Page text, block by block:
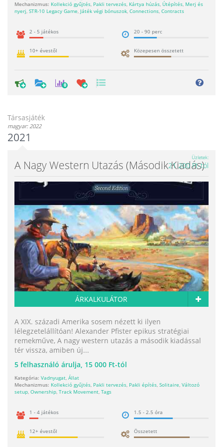
Mechanizmus: Kollekció gyűjtés Pakli tervezés Kártya húzás Útépítés Merj és
nyerj STR-10 Legacy Game Játék végi bónuszok Connections Contracts
2 - 5 játékos 20 - 90 perc
10+ évestől Közepesen összetett
0
Társasjáték
magyar: 2022
2021
A Nagy Western Utazás (második Kiadás)
Üzletek
21 200 Ft-tól
ÁRKALKULÁTOR
A XIX. századi Amerika sosem nézett ki ilyen
lélegzetelállítóan! Alexander Pfister epikus stratégiai
remekműve, A nagy western utazás a második kiadással
tér vissza, amiben új...
5 felhasználó árulja, 15 000 Ft-tól
Kategória: Vadnyugat Állat
Mechanizmus: Kollekció gyűjtés Pakli tervezés Pakli építés Solitaire Változó
setup Ownership Track Movement Tags
1 - 4 játékos 1.5 - 2.5 óra
12+ évestől Összetett